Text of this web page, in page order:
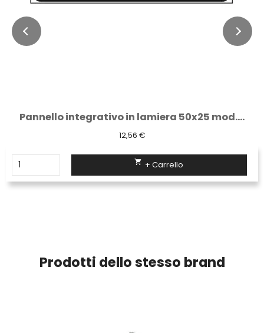
Pannello integrativo in lamiera 50x25 mod....
12,56 €
 + Carrello
Prodotti dello stesso brand